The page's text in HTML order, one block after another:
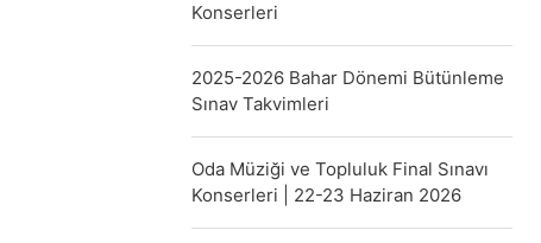
Konserleri
2025-2026 Bahar Dönemi Bütünleme
Sınav Takvimleri
Oda Müziği ve Topluluk Final Sınavı
Konserleri | 22-23 Haziran 2026